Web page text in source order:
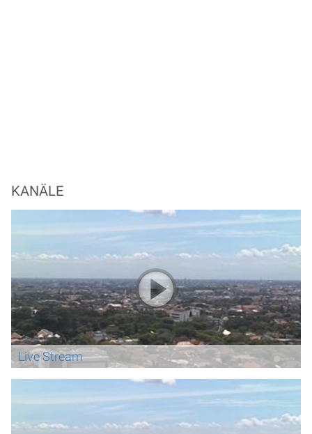
KANÄLE
Live Stream